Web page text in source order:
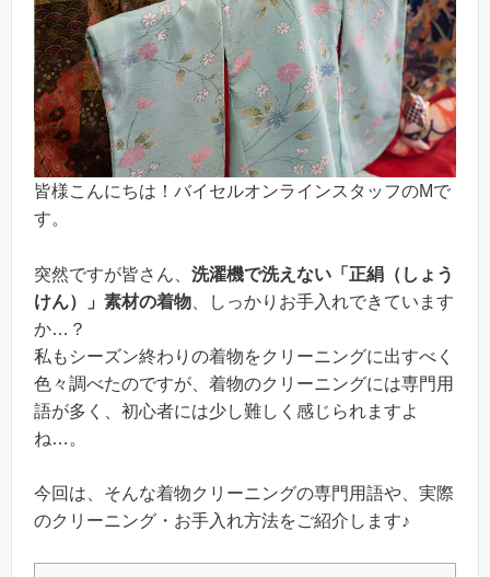
皆様こんにちは！バイセルオンラインスタッフのMで
す。
突然ですが皆さん、 洗濯機で洗えない「正絹（しょう
けん）」素材の着物 、しっかりお手入れできています
か…？
私もシーズン終わりの着物をクリーニングに出すべく
色々調べたのですが、着物のクリーニングには専門用
語が多く、初心者には少し難しく感じられますよ
ね…。
今回は、そんな着物クリーニングの専門用語や、実際
のクリーニング・お手入れ方法をご紹介します♪